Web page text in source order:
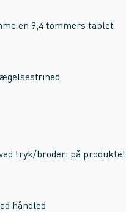
en 9,4 tommers tablet
tryk/broderi på produktet
håndled